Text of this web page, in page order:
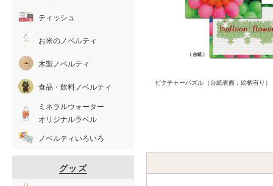
ピクチャーパズル（台紙表面：絵柄有り）
ティッシュ
お米のノベルティ
木製ノベルティ
食品・飲料ノベルティ
ミネラルウォーター
オリジナルラベル
ノベルティいろいろ
グッズ